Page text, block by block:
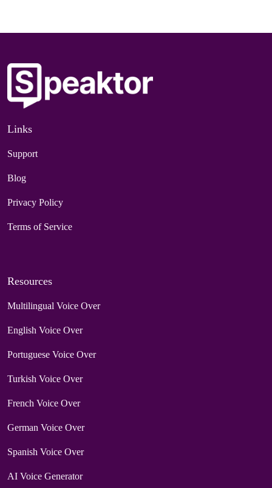
Links
Support
Blog
Privacy Policy
Terms of Service
Resources
Multilingual Voice Over
English Voice Over
Portuguese Voice Over
Turkish Voice Over
French Voice Over
German Voice Over
Spanish Voice Over
AI Voice Generator